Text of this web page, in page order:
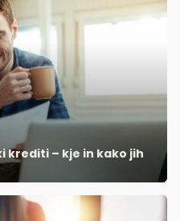
krediti – kje in kako jih